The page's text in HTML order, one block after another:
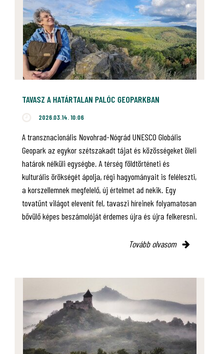
TAVASZ A HATÁRTALAN PALÓC GEOPARKBAN
2026.03.14. 10:06
A transznacionális Novohrad-Nógrád UNESCO Globális
Geopark az egykor szétszakadt tájat és közösségeket öleli
határok nélküli egységbe. A térség földtörténeti és
kulturális örökségét ápolja, régi hagyományait is feléleszti,
a korszellemnek megfelelő, új értelmet ad nekik. Egy
tovatűnt világot elevenít fel, tavaszi híreinek folyamatosan
bővülő képes beszámolóját érdemes újra és újra felkeresni.
Tovább olvasom